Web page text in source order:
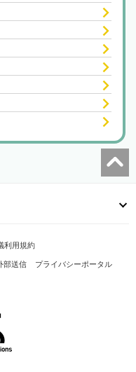
利用規約
部送信 プライバシーポータル